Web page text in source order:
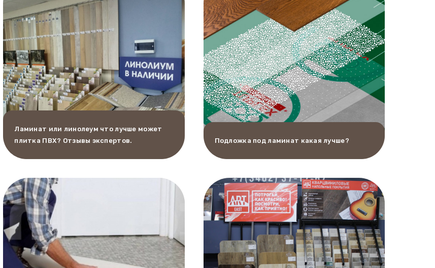
Ламинат или линолеум что лучше может
плитка ПВХ? Отзывы экспертов.
Подложка под ламинат какая лучше?